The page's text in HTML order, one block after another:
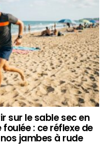
sur le sable sec en
: ce réflexe de
jambes à rude